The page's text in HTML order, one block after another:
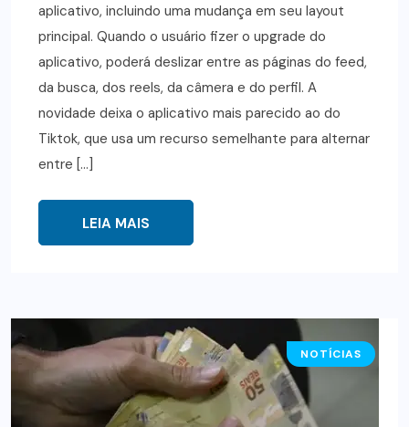
aplicativo, incluindo uma mudança em seu layout
principal. Quando o usuário fizer o upgrade do
aplicativo, poderá deslizar entre as páginas do feed,
da busca, dos reels, da câmera e do perfil. A
novidade deixa o aplicativo mais parecido ao do
Tiktok, que usa um recurso semelhante para alternar
entre […]
LEIA MAIS
NOTÍCIAS